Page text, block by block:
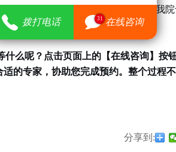
根据后台实时数据显示，五一期间我
张。
什么呢？点击页面上的【在线咨询】按
的专家，协助您完成预约。整个过程
分享到:
拨打电话 31 在线咨询